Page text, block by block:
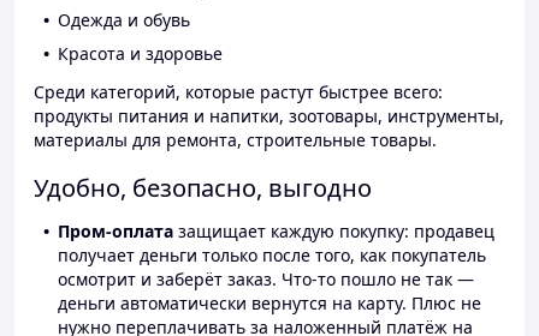
Одежда и обувь
Красота и здоровье
Среди категорий, которые растут быстрее всего:
продукты питания и напитки, зоотовары, инструменты,
материалы для ремонта, строительные товары.
Удобно, безопасно, выгодно
Пром-оплата защищает каждую покупку: продавец
получает деньги только после того, как покупатель
осмотрит и заберёт заказ. Что-то пошло не так —
деньги автоматически вернутся на карту. Плюс не
нужно переплачивать за наложенный платёж на